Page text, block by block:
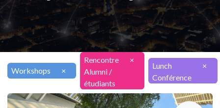
Workshops ×
Rencontre
Alumni /
étudiants
×
Lunch
Conférence
×